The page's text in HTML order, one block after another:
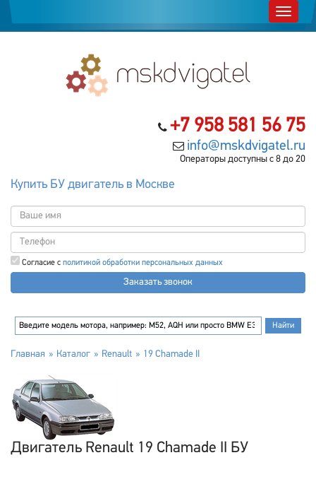
+7 958 581 56 75
info@mskdvigatel.ru
Операторы доступны с 8 до 20
Купить БУ двигатель в Москве
Согласие с политикой обработки персональных данных
Заказать звонок
Главная Каталог Renault 19 Chamade II
Двигатель Renault 19 Chamade II БУ